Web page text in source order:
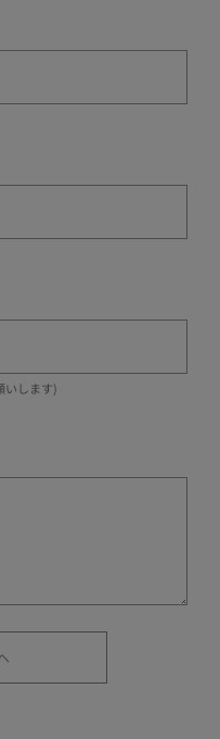
いします)